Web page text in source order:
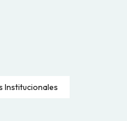
Institucionales